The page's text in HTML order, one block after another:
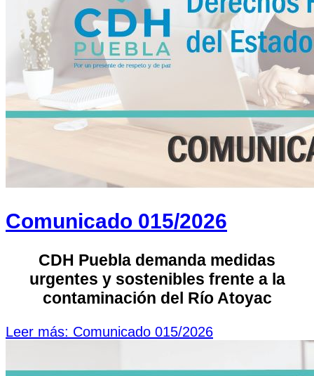
Comunicado 015/2026
CDH Puebla demanda medidas
urgentes y sostenibles frente a la
contaminación del Río Atoyac
Leer más: Comunicado 015/2026